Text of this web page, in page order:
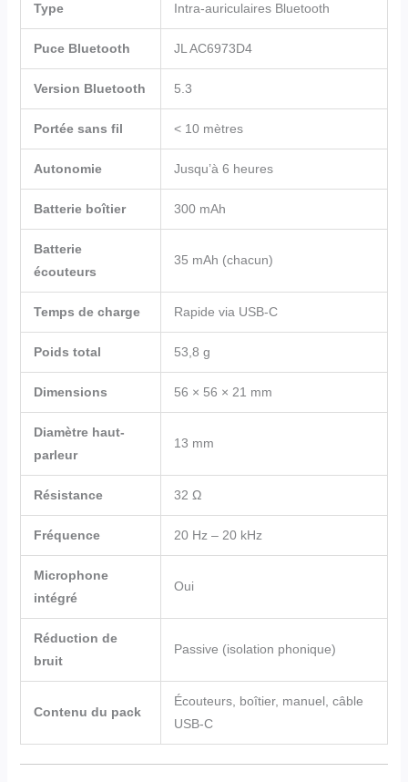
Type Intra-auriculaires Bluetooth
Puce Bluetooth JL AC6973D4
Version Bluetooth 5.3
Portée sans fil < 10 mètres
Autonomie Jusqu’à 6 heures
Batterie boîtier 300 mAh
Batterie
écouteurs
35 mAh (chacun)
Temps de charge Rapide via USB-C
Poids total 53,8 g
Dimensions 56 × 56 × 21 mm
Diamètre haut-
parleur
13 mm
Résistance 32 Ω
Fréquence 20 Hz – 20 kHz
Microphone
intégré
Oui
Réduction de
bruit
Passive (isolation phonique)
Contenu du pack
Écouteurs, boîtier, manuel, câble
USB-C